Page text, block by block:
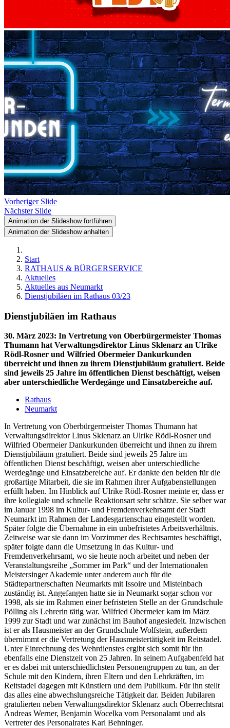
Vorheriger Slide
Nächster Slide
Animation der Slideshow fortführen
Animation der Slideshow anhalten
Start
RATHAUS & BÜRGERSERVICE
Aktuelles
Aktuelles aus Neumarkt
Dienstjubiläen im Rathaus 03/23
Dienstjubiläen im Rathaus
30. März 2023: In Vertretung von Oberbürgermeister Thomas
Thumann hat Verwaltungsdirektor Linus Sklenarz an Ulrike
Rödl-Rosner und Wilfried Obermeier Dankurkunden
überreicht und ihnen zu ihrem Dienstjubiläum gratuliert. Beide
sind jeweils 25 Jahre im öffentlichen Dienst beschäftigt, weisen
aber unterschiedliche Werdegänge und Einsatzbereiche auf.
Rathaus
Neumarkt
In Vertretung von Oberbürgermeister Thomas Thumann hat
Verwaltungsdirektor Linus Sklenarz an Ulrike Rödl-Rosner und
Wilfried Obermeier Dankurkunden überreicht und ihnen zu ihrem
Dienstjubiläum gratuliert. Beide sind jeweils 25 Jahre im
öffentlichen Dienst beschäftigt, weisen aber unterschiedliche
Werdegänge und Einsatzbereiche auf. Er dankte den beiden für die
großartige Mitarbeit, die sie im Rahmen ihrer Aufgabenstellungen
erfüllt haben. Im Hinblick auf Ulrike Rödl-Rosner meinte er, dass er
ihre kollegiale und schnelle Reaktionsart sehr schätze. Sie selber war
im Januar 1998 im Kultur- und Fremdenverkehrsamt der Stadt
Neumarkt im Rahmen der Landesgartenschau eingestellt worden.
Später folgte die Übernahme in ein unbefristetes Arbeitsverhältnis.
Zeitweise war sie dann im Vorzimmer des Rechtsamtes beschäftigt,
später folgte dann die Umsetzung in das Kultur- und
Fremdenverkehrsamt, wo sie heute noch arbeitet und neben der
Veranstaltungsreihe „Sommer im Park“ und der Internationalen
Meistersinger Akademie unter anderem auch für die
Städtepartnerschaften Neumarkts mit Issoire und Mistelnbach
zuständig ist. Angefangen hatte sie in Neumarkt sogar schon vor
1998, als sie im Rahmen einer befristeten Stelle an der Grundschule
Pölling als Lehrerin tätig war. Wilfried Obermeier kam im März
1999 zur Stadt und war zunächst im Bauhof angesiedelt. Inzwischen
ist er als Hausmeister an der Grundschule Wolfstein, außerdem
übernimmt er die Vertretung der Hausmeistertätigkeit im Reitstadel.
Unter Einrechnung des Wehrdienstes ergibt sich somit für ihn
ebenfalls eine Dienstzeit von 25 Jahren. In seinem Aufgabenfeld hat
er es dabei mit unterschiedlichsten Personengruppen zu tun, an der
Schule mit den Kindern, ihren Eltern und den Lehrkräften, im
Reitstadel dagegen mit Künstlern und dem Publikum. Für ihn stellt
das alles eine abwechslungsreiche Tätigkeit dar. Beiden Jubilaren
gratulierten neben Verwaltungsdirektor Sklenarz auch Oberrechtsrat
Andreas Werner, Benjamin Wocelka vom Personalamt und als
Vertreter des Personalrates Karl Behninger.